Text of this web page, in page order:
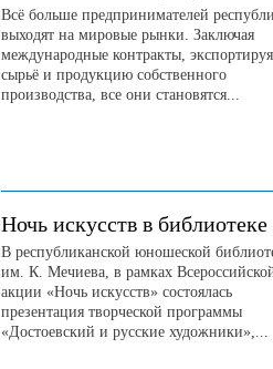
Всё больше предпринимателей
выходят на мировые рынки. Заключая
международные контракты, экспортируя
сырьё и продукцию собственного
производства, все они становятся...
Ночь искусств в библиотеке
В республиканской юношеской
им. К. Мечиева, в рамках
акции «Ночь искусств» состоялась
презентация творческой программы
«Достоевский и русские художники»,...